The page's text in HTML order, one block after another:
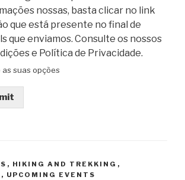
nossas, basta clicar no link
que está presente no final de
que enviamos. Consulte os nossos
e Política de Privacidade.
suas opções
, HIKING AND TREKKING ,
, UPCOMING EVENTS